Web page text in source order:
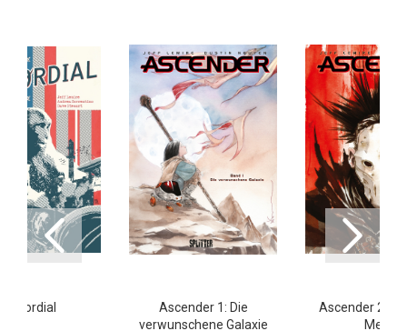
Ascender 1: Die
verwunschene Galaxie
Ascender 2:
Meer